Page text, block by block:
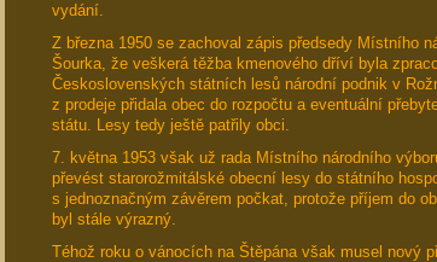
vydání.
Z března 1950 se zachoval zápis předsedy Místního
Šourka, že veškerá těžba kmenového dříví byla
Československých státních lesů národní podnik v
z prodeje přidala obec do rozpočtu a eventuální
státu. Lesy tedy ještě patřily obci.
7. května 1953 však už rada Místního národního
převést starorožmitálské obecní lesy do státního
s jednoznačným závěrem počkat, protože příjem do
byl stále výrazný.
Téhož roku o vánocích na Štěpána však musel nový